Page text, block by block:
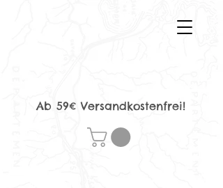
Ab 59€ Versandkostenfrei!